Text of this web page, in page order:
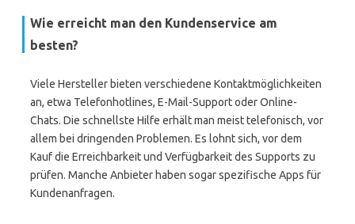
Wie erreicht man den Kundenservice am
besten?
Viele Hersteller bieten verschiedene Kontaktmöglichkeiten
an, etwa Telefonhotlines, E-Mail-Support oder Online-
Chats. Die schnellste Hilfe erhält man meist telefonisch, vor
allem bei dringenden Problemen. Es lohnt sich, vor dem
Kauf die Erreichbarkeit und Verfügbarkeit des Supports zu
prüfen. Manche Anbieter haben sogar spezifische Apps für
Kundenanfragen.